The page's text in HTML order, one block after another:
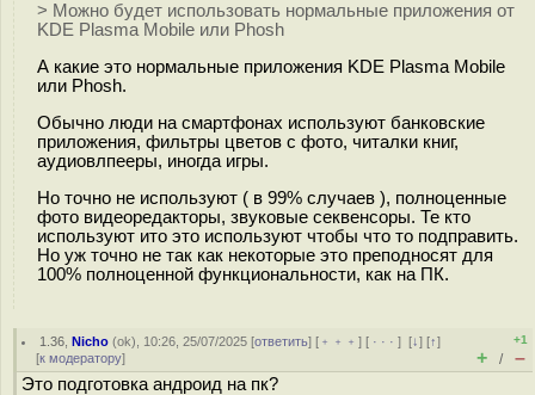
> Можно будет использовать нормальные приложения от
KDE Plasma Mobile или Phosh
А какие это нормальные приложения KDE Plasma Mobile
или Phosh.
Обычно люди на смартфонах используют банковские
приложения, фильтры цветов с фото, читалки книг,
аудиовлпееры, иногда игры.
Но точно не используют ( в 99% случаев ), полноценные
фото видеоредакторы, звуковые секвенсоры. Те кто
используют ито это используют чтобы что то подправить.
Но уж точно не так как некоторые это преподносят для
100% полноценной функциональности, как на ПК.
1.36 ,Nicho (ok), 10:26, 25/07/2025 [ответить] [ ﹢﹢﹢] [ · · ·][↓] [↑]
[к модератору]
+1
+ / –
Это подготовка андроид на пк?